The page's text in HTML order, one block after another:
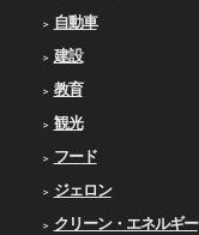
自動車
建設
教育
観光
フード
ジェロン
クリーン・エネルギー